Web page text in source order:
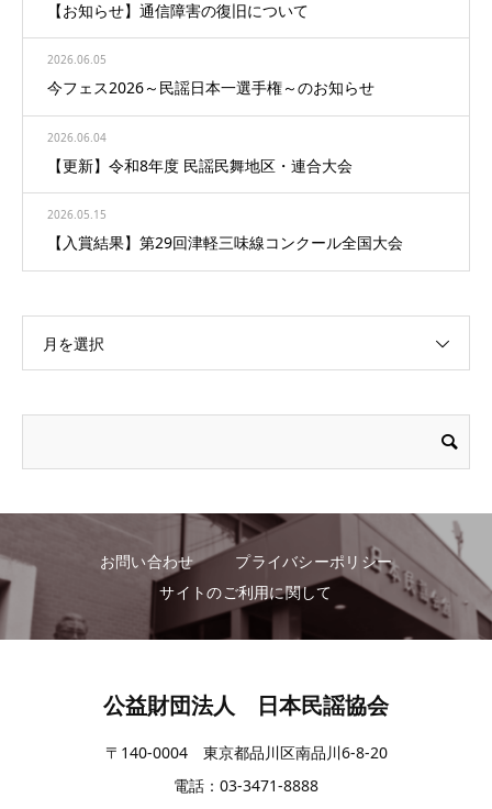
【お知らせ】通信障害の復旧について
2026.06.05
今フェス2026～民謡日本一選手権～のお知らせ
2026.06.04
【更新】令和8年度 民謡民舞地区・連合大会
2026.05.15
【入賞結果】第29回津軽三味線コンクール全国大会
月を選択
お問い合わせ
プライバシーポリシー
サイトのご利用に関して
公益財団法人 日本民謡協会
〒140-0004 東京都品川区南品川6-8-20
電話：03-3471-8888